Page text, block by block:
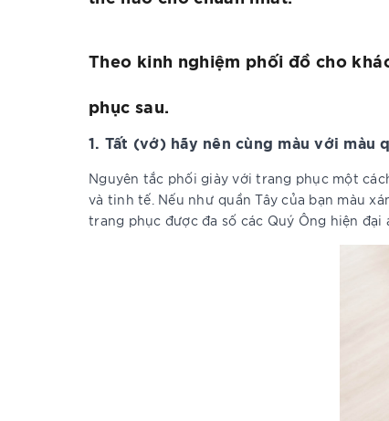
Theo kinh nghiệm phối đồ cho
phục sau.
1. Tất (vớ) hãy nên cùng màu với màu
Nguyên tắc phối giày với trang phục một
và tinh tế. Nếu như quần Tây của bạn màu
trang phục được đa số các Quý Ông hiện